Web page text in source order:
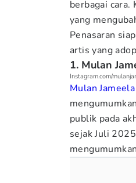
berbagai cara.
yang
Penasaran
artis yang
1. Mulan
Instagram.com/
Mulan Jameela
publik pada
sejak Juli